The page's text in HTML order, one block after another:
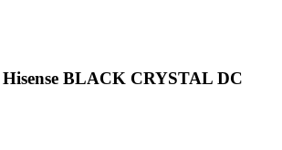
BLACK CRYSTAL DC